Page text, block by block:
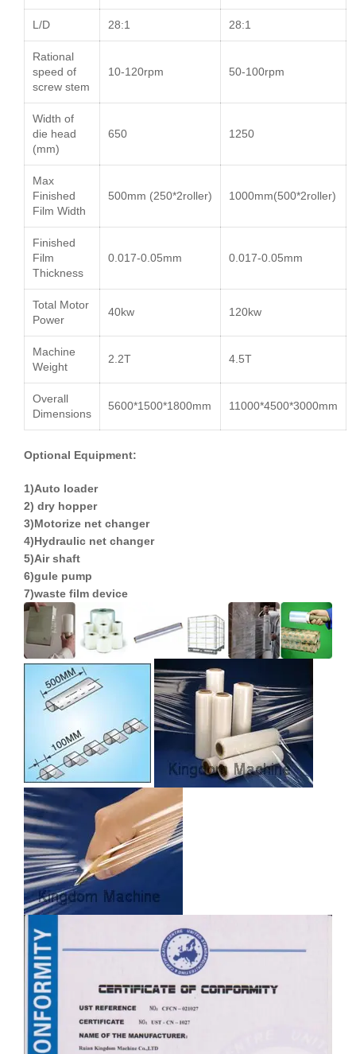
L/D 28:1 28:1
Rational
speed of
screw stem
10-120rpm 50-100rpm
Width of
die head
(mm)
650 1250
Max
Finished
Film Width
500mm (250*2roller) 1000mm(500*2roller)
Finished
Film
Thickness
0.017-0.05mm 0.017-0.05mm
Total Motor
Power
40kw 120kw
Machine
Weight
2.2T 4.5T
Overall
Dimensions
5600*1500*1800mm 11000*4500*3000mm
Optional Equipment:
1)Auto loader
2) dry hopper
3)Motorize net changer
4)Hydraulic net changer
5)Air shaft
6)gule pump
7)waste film device